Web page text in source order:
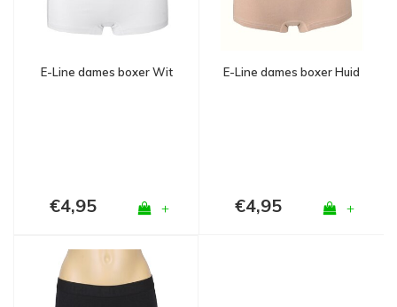
E-Line dames boxer Wit
€4,95 +
E-Line dames boxer Huid
€4,95 +